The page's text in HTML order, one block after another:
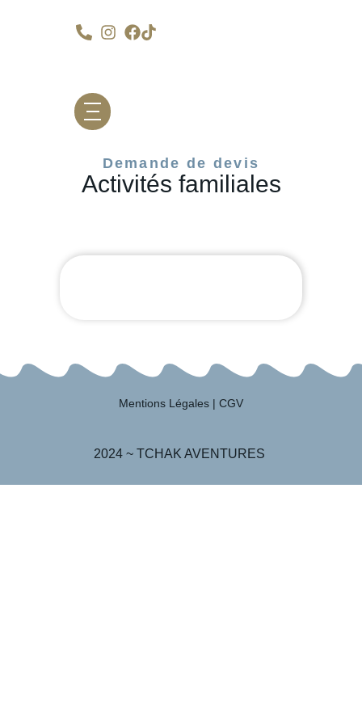
Demande de devis
Activités familiales
2024 ~ TCHAK AVENTURES
Mentions Légales | CGV